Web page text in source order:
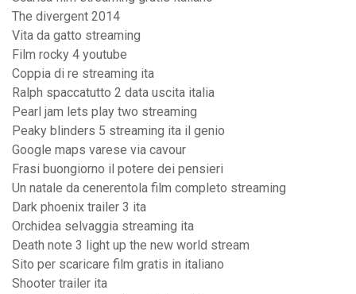
The divergent 2014
Vita da gatto streaming
Film rocky 4 youtube
Coppia di re streaming ita
Ralph spaccatutto 2 data uscita italia
Pearl jam lets play two streaming
Peaky blinders 5 streaming ita il genio
Google maps varese via cavour
Frasi buongiorno il potere dei pensieri
Un natale da cenerentola film completo streaming
Dark phoenix trailer 3 ita
Orchidea selvaggia streaming ita
Death note 3 light up the new world stream
Sito per scaricare film gratis in italiano
Shooter trailer ita